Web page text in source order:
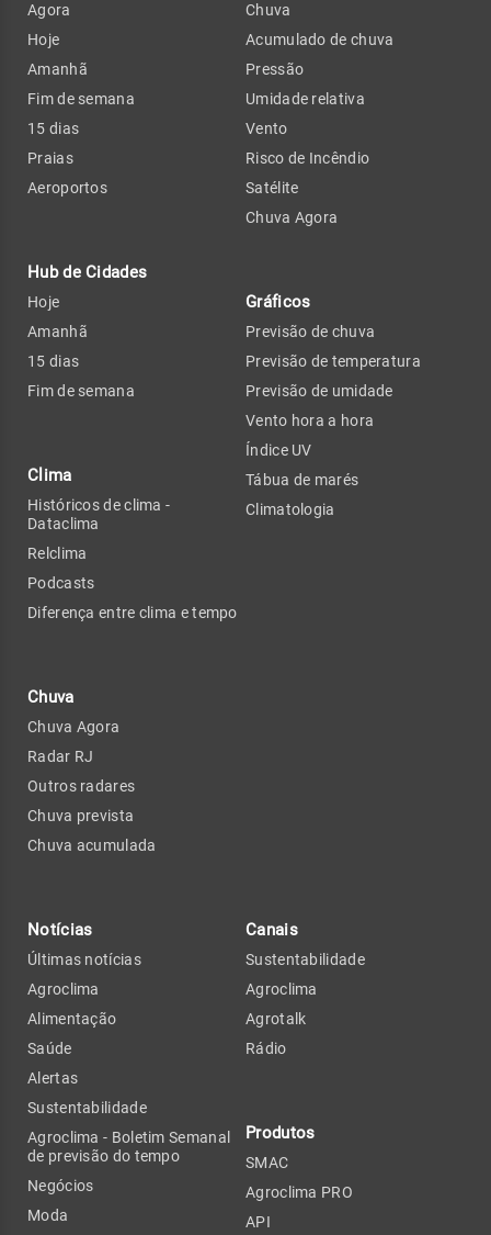
Agora
Hoje
Amanhã
Fim de semana
15 dias
Praias
Aeroportos
Hub de Cidades
Hoje
Amanhã
15 dias
Fim de semana
Clima
Históricos de clima -
Dataclima
Relclima
Podcasts
Diferença entre clima e tempo
Chuva
Chuva Agora
Radar RJ
Outros radares
Chuva prevista
Chuva acumulada
Chuva
Acumulado de chuva
Pressão
Umidade relativa
Vento
Risco de Incêndio
Satélite
Chuva Agora
Gráficos
Previsão de chuva
Previsão de temperatura
Previsão de umidade
Vento hora a hora
Índice UV
Tábua de marés
Climatologia
Notícias
Últimas notícias
Agroclima
Alimentação
Saúde
Alertas
Sustentabilidade
Agroclima - Boletim Semanal
de previsão do tempo
Negócios
Moda
Canais
Sustentabilidade
Agroclima
Agrotalk
Rádio
Produtos
SMAC
Agroclima PRO
API